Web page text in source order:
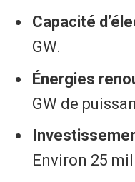
Capacité
GW.
Énergies
GW de
Environ 25